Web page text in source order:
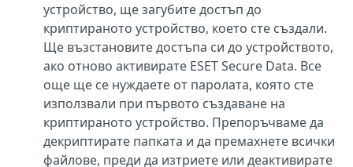
устройство, ще загубите достъп до
криптираното устройство, което сте създали.
Ще възстановите достъпа си до устройството,
ако отново активирате ESET Secure Data. Все
още ще се нуждаете от паролата, която сте
използвали при първото създаване на
криптираното устройство. Препоръчваме да
декриптирате папката и да премахнете всички
файлове, преди да изтриете или деактивирате